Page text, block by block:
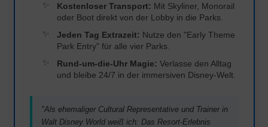
Kostenloser Transport: Mit Skyliner, Monorail
oder Boot direkt von der Lobby in die Parks.
Jeden Tag Extrazeit: Nutze den "Early Theme
Park Entry" für alle vier Parks.
Rund-um-die-Uhr Magie: Verlasse den Alltag
und bleibe 24/7 in der immersiven Disney-Welt.
"Als ehemaliger Cultural Representative und Trainer in
Walt Disney World weiß ich: Das Resort-Erlebnis